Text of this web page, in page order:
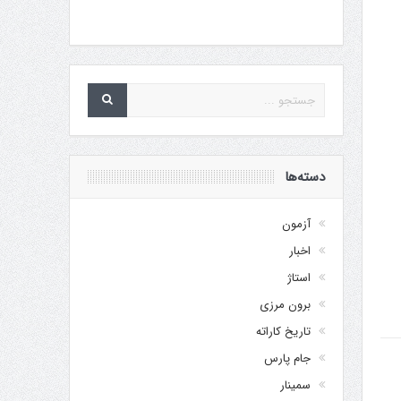
دسته‌ها
آزمون
اخبار
استاژ
برون مرزی
تاریخ کاراته
جام پارس
سمینار